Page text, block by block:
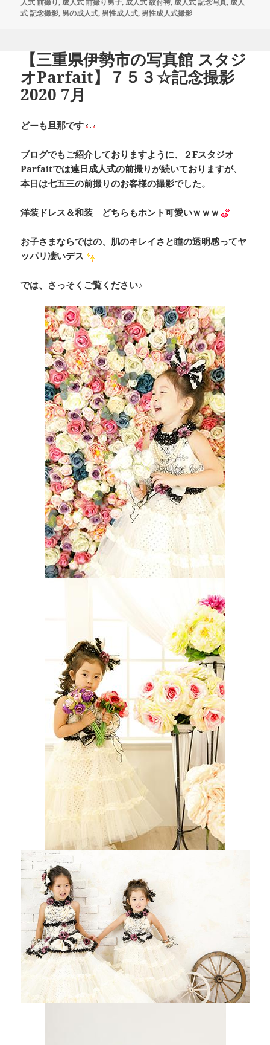
ー
人式 前撮り,成人式 前撮り男子,成人式 紋付袴,成人式 記念写真,成人
式 記念撮影, 男の成人式, 男性成人式, 男性成人式撮影
【三重県伊勢市の写真館 スタジ
オParfait】７５３☆記念撮影
2020 7月
どーも旦那です
ブログでもご紹介しておりますように、２Fスタジオ
Parfaitでは連日成人式の前撮りが続いておりますが、
本日は七五三の前撮りのお客様の撮影でした。
洋装ドレス＆和装 どちらもホント可愛いｗｗｗ
お子さまならではの、肌のキレイさと瞳の透明感ってヤ
ッパリ凄いデス
では、さっそくご覧ください♪